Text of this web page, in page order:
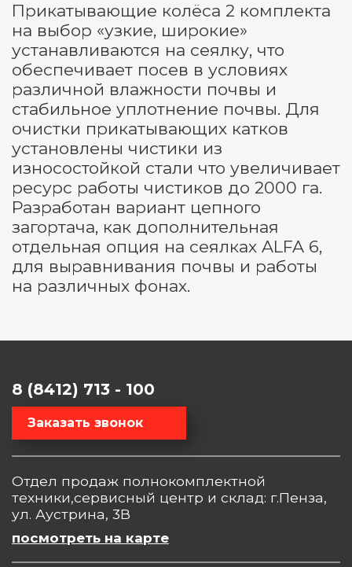
Прикатывающие колёса 2 комплекта
на выбор «узкие, широкие»
устанавливаются на сеялку, что
обеспечивает посев в условиях
различной влажности почвы и
стабильное уплотнение почвы. Для
очистки прикатывающих катков
установлены чистики из
износостойкой стали что увеличивает
ресурс работы чистиков до 2000 га.
Разработан вариант цепного
загортача, как дополнительная
отдельная опция на сеялках ALFA 6,
для выравнивания почвы и работы
на различных фонах.
8 (8412) 713 - 100
Заказать звонок
Отдел продаж полнокомплектной
техники,сервисный центр и склад: г.Пенза,
ул. Аустрина, 3В
посмотреть на карте